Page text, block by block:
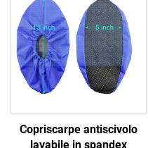
Copriscarpe antiscivolo
lavabile in spandex